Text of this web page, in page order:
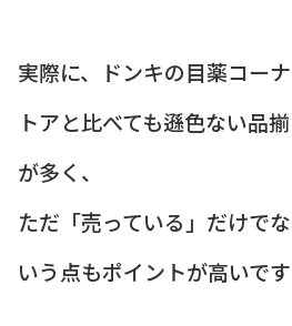
実際に、ドンキの目薬コー
トアと比べても遜色ない品
が多く、
ただ「売っている」だけで
いう点もポイントが高いです